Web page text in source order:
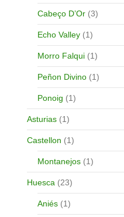
Cabeço D’Or (3)
Echo Valley (1)
Morro Falqui (1)
Peñon Divino (1)
Ponoig (1)
Asturias (1)
Castellon (1)
Montanejos (1)
Huesca (23)
Aniés (1)